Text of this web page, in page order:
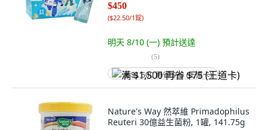
$450
($22.50/1錠)
明天 8/10 (一) 預計送達
(5)
满 $1,500 再省 $75 (王道卡)
Nature's Way 然萃維 Primadophilus
Reuteri 30億益生菌粉, 1罐, 141.75g